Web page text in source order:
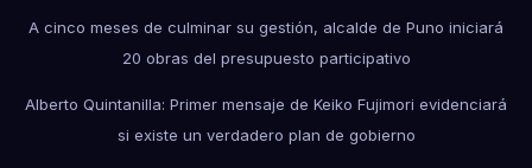
A cinco meses de culminar su gestión, alcalde de Puno iniciará
20 obras del presupuesto participativo
Alberto Quintanilla: Primer mensaje de Keiko Fujimori evidenciará
si existe un verdadero plan de gobierno